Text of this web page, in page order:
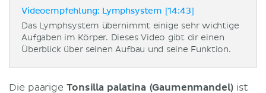
Videoempfehlung: Lymphsystem [14:43]
Das Lymphsystem übernimmt einige sehr wichtige
Aufgaben im Körper. Dieses Video gibt dir einen
Überblick über seinen Aufbau und seine Funktion.
Die paarigeTonsilla palatina (Gaumenmandel)ist